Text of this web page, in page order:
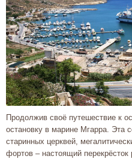
Продолжив своё путешествие к
остановку в марине Мгарра. Эта
старинных церквей,
фортов – настоящий